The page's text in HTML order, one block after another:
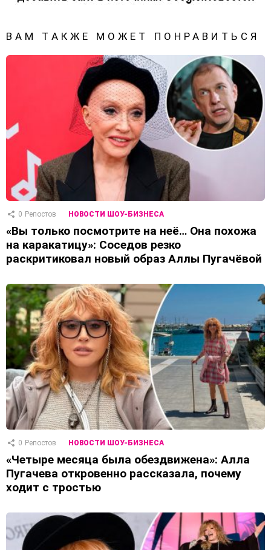
ВАМ ТАКЖЕ МОЖЕТ ПОНРАВИТЬСЯ
0 Репостов НОВОСТИ ШОУ-БИЗНЕСА
«Вы только посмотрите на неё… Она похожа
на каракатицу»: Соседов резко
раскритиковал новый образ Аллы Пугачёвой
0 Репостов НОВОСТИ ШОУ-БИЗНЕСА
«Четыре месяца была обездвижена»: Алла
Пугачева откровенно рассказала, почему
ходит с тростью